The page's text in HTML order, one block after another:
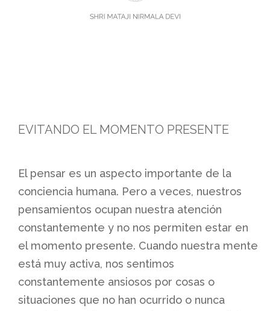
EVITANDO EL MOMENTO PRESENTE
El pensar es un aspecto importante de la
conciencia humana. Pero a veces, nuestros
pensamientos ocupan nuestra atención
constantemente y no nos permiten estar en
el momento presente. Cuando nuestra mente
está muy activa, nos sentimos
constantemente ansiosos por cosas o
situaciones que no han ocurrido o nunca